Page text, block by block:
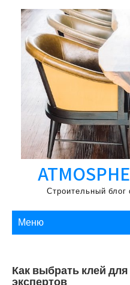
Перейти
содержимому
Строительный блог
Меню
Как выбрать клей
экспертов